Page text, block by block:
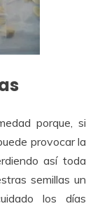
porque, si
provocar la
así toda
semillas un
los días